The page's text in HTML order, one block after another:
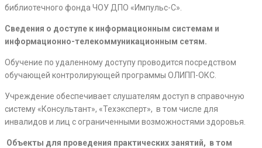
библиотечного фонда ЧОУ ДПО «Импульс-С».
Сведения о доступе к информационным системам и
информационно-телекоммуникационным сетям.
Обучение по удаленному доступу проводится посредством
обучающей контролирующей программы ОЛИПП-ОКС.
Учреждение обеспечивает слушателям доступ в справочную
систему «Консультант», «Техэксперт», в том числе для
инвалидов и лиц с ограниченными возможностями здоровья.
Объекты для проведения практических занятий, в том